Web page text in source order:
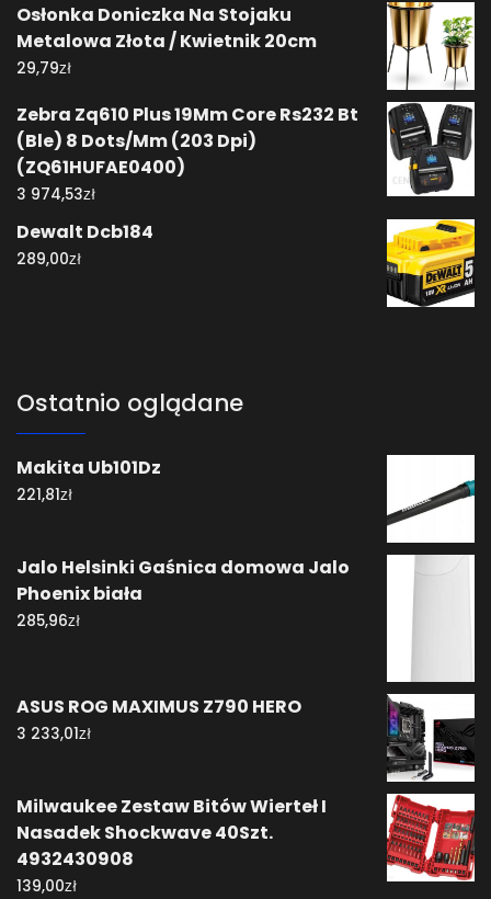
Osłonka Doniczka Na Stojaku
Metalowa Złota / Kwietnik 20cm
29,79zł
Zebra Zq610 Plus 19Mm Core Rs232 Bt
(Ble) 8 Dots/Mm (203 Dpi)
(ZQ61HUFAE0400)
3 974,53zł
Dewalt Dcb184
289,00zł
Ostatnio oglądane
Makita Ub101Dz
221,81zł
Jalo Helsinki Gaśnica domowa Jalo
Phoenix biała
285,96zł
ASUS ROG MAXIMUS Z790 HERO
3 233,01zł
Milwaukee Zestaw Bitów Wierteł I
Nasadek Shockwave 40Szt.
4932430908
139,00zł